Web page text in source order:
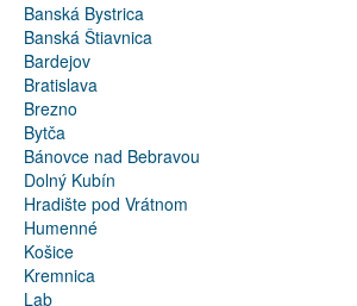
Banská Bystrica
Banská Štiavnica
Bardejov
Bratislava
Brezno
Bytča
Bánovce nad Bebravou
Dolný Kubín
Hradište pod Vrátnom
Humenné
Košice
Kremnica
Lab